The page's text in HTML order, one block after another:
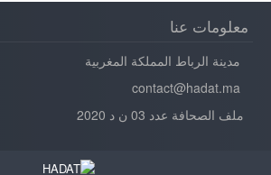
معلومات عنا
مدينة الرباط المملكة المغربية
ملف الصحافة عدد 03 ن د 2020